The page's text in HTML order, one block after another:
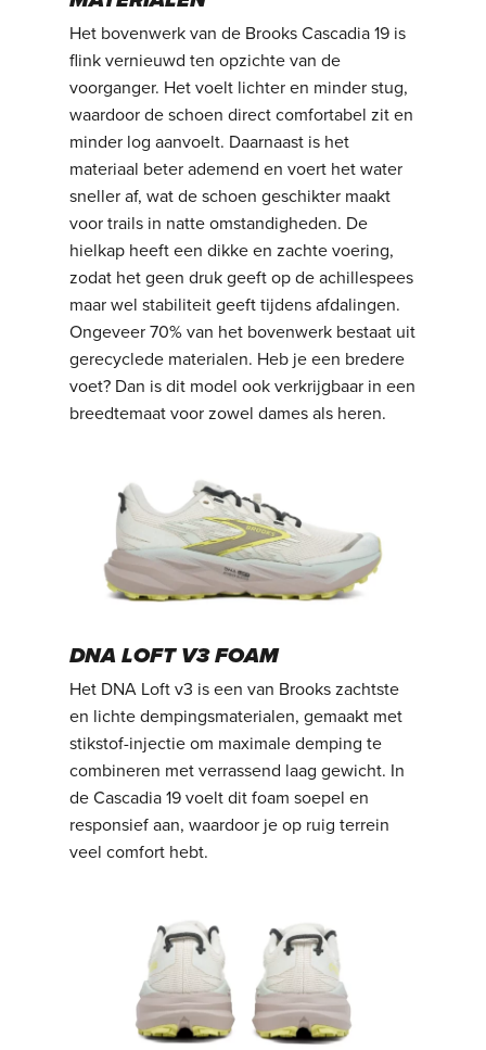
Het bovenwerk van de Brooks Cascadia 19 is
flink vernieuwd ten opzichte van de
voorganger. Het voelt lichter en minder stug,
waardoor de schoen direct comfortabel zit en
minder log aanvoelt. Daarnaast is het
materiaal beter ademend en voert het water
sneller af, wat de schoen geschikter maakt
voor trails in natte omstandigheden. De
hielkap heeft een dikke en zachte voering,
zodat het geen druk geeft op de achillespees
maar wel stabiliteit geeft tijdens afdalingen.
Ongeveer 70% van het bovenwerk bestaat uit
gerecyclede materialen. Heb je een bredere
voet? Dan is dit model ook verkrijgbaar in een
breedtemaat voor zowel dames als heren.
DNA LOFT V3 FOAM
Het DNA Loft v3 is een van Brooks zachtste
en lichte dempingsmaterialen, gemaakt met
stikstof-injectie om maximale demping te
combineren met verrassend laag gewicht. In
de Cascadia 19 voelt dit foam soepel en
responsief aan, waardoor je op ruig terrein
veel comfort hebt.